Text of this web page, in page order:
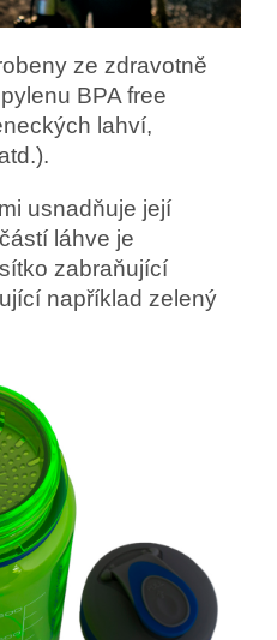
ze zdravotně
BPA free
lahví,
usnadňuje její
láhve je
zabraňující
například zelený